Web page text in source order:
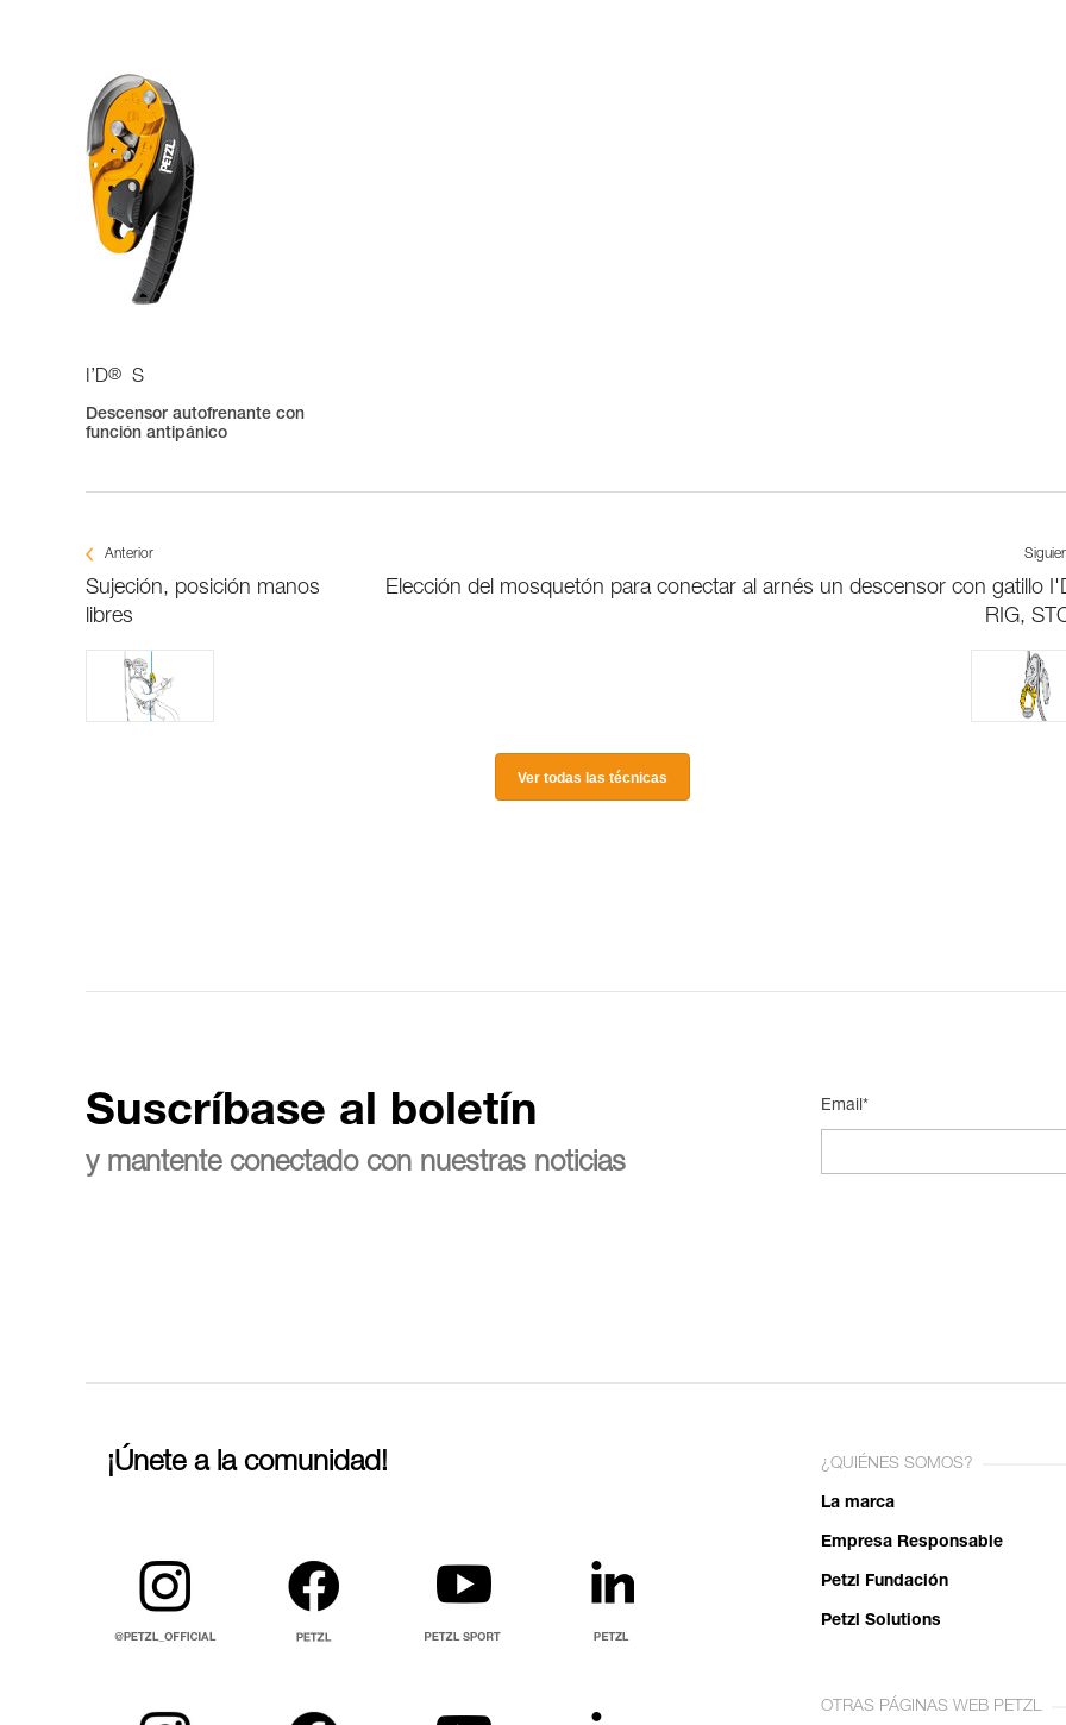
I’D® S
Descensor autofrenante con
función antipánico
Anterior
Sujeción, posición manos
libres
Elección del mosquetón para conectar al arnés un descensor con gatillo
RIG,
Ver todas las técnicas
Suscríbase al boletín
y mantente conectado con nuestras noticias
Email*
¡Únete a la comunidad! ¿QUIÉNES SOMOS?
La marca
Empresa Responsable
Petzl Fundación
Petzl Solutions
OTRAS PÁGINAS WEB PETZL